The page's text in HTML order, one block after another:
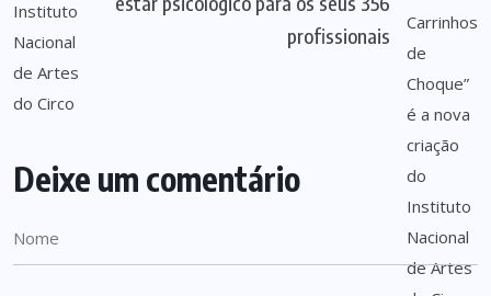
profissionais
Deixe um comentário